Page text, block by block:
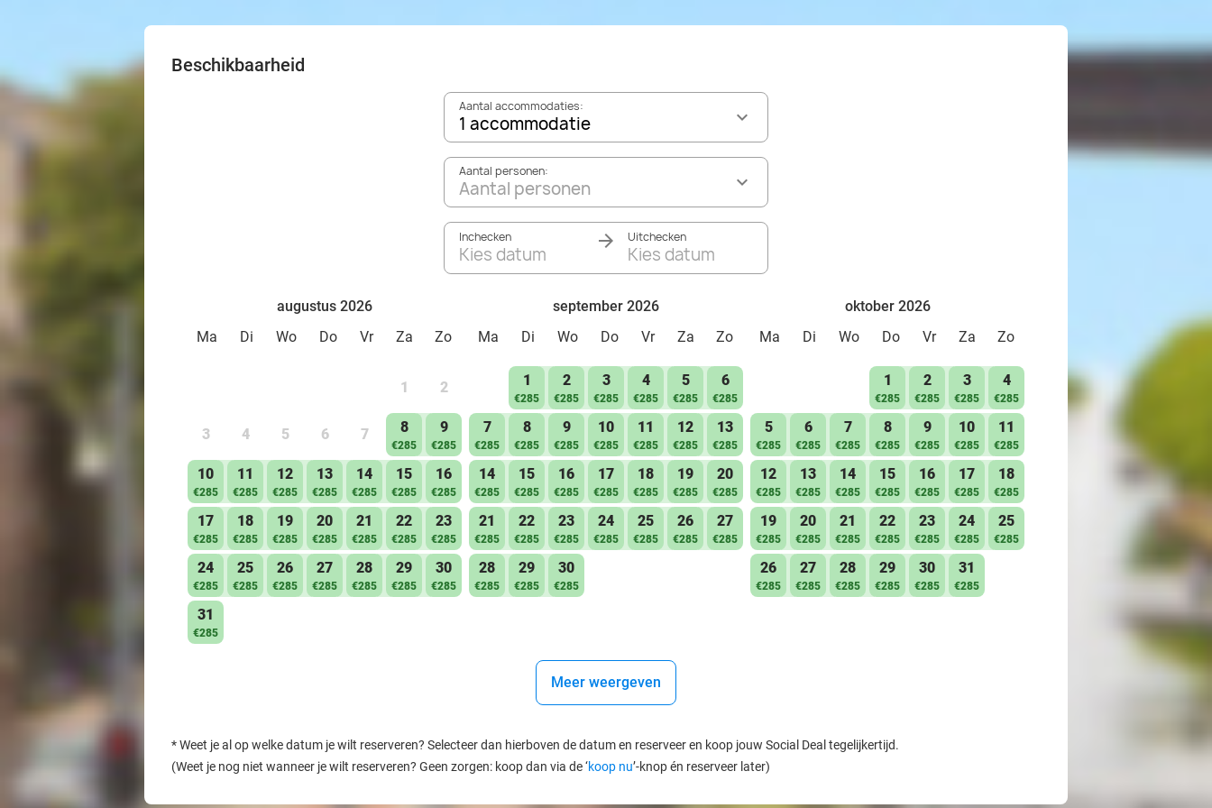
Beschikbaarheid
Aantal accommodaties:
1 accommodatie
Aantal personen:
Aantal personen
Inchecken
Kies datum
Uitchecken
Kies datum
augustus 2026
Ma
Di Wo Do Vr Za Zo
1 2
3 4 5 6 7 8
€285
9
€285
10
€285
11
€285
12
€285
13
€285
14
€285
15
€285
16
€285
17
€285
18
€285
19
€285
20
€285
21
€285
22
€285
23
€285
24
€285
25
€285
26
€285
27
€285
28
€285
29
€285
30
€285
31
€285
september 2026
Ma
Di Wo Do Vr Za Zo
1
€285
2
€285
3
€285
4
€285
5
€285
6
€285
7
€285
8
€285
9
€285
10
€285
11
€285
12
€285
13
€285
14
€285
15
€285
16
€285
17
€285
18
€285
19
€285
20
€285
21
€285
22
€285
23
€285
24
€285
25
€285
26
€285
27
€285
28
€285
29
€285
30
€285
oktober 2026
Ma
Di Wo Do Vr Za Zo
1
€285
2
€285
3
€285
4
€285
5
€285
6
€285
7
€285
8
€285
9
€285
10
€285
11
€285
12
€285
13
€285
14
€285
15
€285
16
€285
17
€285
18
€285
19
€285
20
€285
21
€285
22
€285
23
€285
24
€285
25
€285
26
€285
27
€285
28
€285
29
€285
30
€285
31
€285
Meer weergeven
*Weet je al op welke datum je wilt reserveren? Selecteer dan hierboven de datum en reserveer en koop jouw Social Deal tegelijkertijd.
(Weet je nog niet wanneer je wilt reserveren? Geen zorgen: koop dan via de ‘koop nu’-knop én reserveer later)